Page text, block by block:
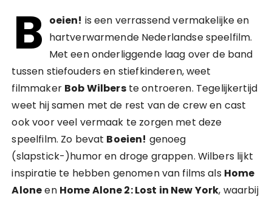
B oeien! is een verrassend vermakelijke en
hartverwarmende Nederlandse speelfilm.
Met een onderliggende laag over de band
tussen stiefouders en stiefkinderen, weet
filmmaker Bob Wilberste ontroeren. Tegelijkertijd
weet hij samen met de rest van de crew en cast
ook voor veel vermaak te zorgen met deze
speelfilm. Zo bevat Boeien! genoeg
(slapstick-)humor en droge grappen. Wilbers lijkt
inspiratie te hebben genomen van films als Home
Aloneen Home Alone 2: Lost in New York, waarbij